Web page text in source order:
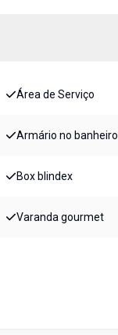
Área de Serviço
Armário no banheiro
Box blindex
Varanda gourmet